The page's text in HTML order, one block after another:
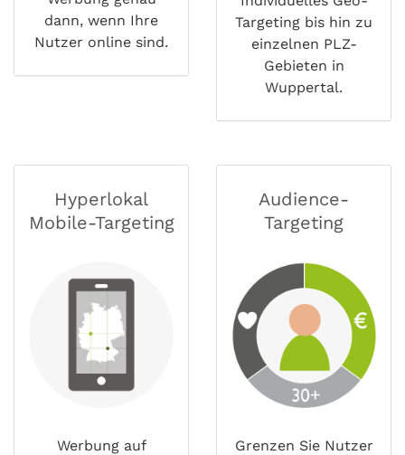
dann, wenn Ihre
Nutzer online sind.
Targeting bis hin zu
einzelnen PLZ-
Gebieten in
Wuppertal.
Hyperlokal
Mobile-Targeting
Werbung auf
Audience-
Targeting
Grenzen Sie Nutzer